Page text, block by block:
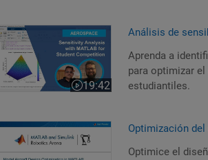
de sensibilidad con MATLAB para
19:42
Duración del vídeo 19:42
Análisis de
Aprenda a
para optimizar
estudiantiles.
del diseño de aeromodelos
Optimización
Optimice el